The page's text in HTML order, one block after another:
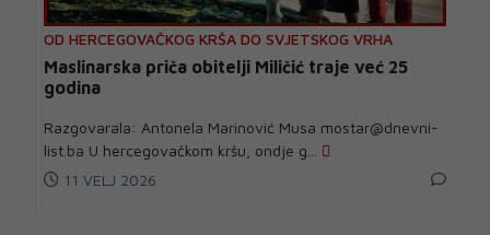
OD HERCEGOVAČKOG KRŠA DO SVJETSKOG VRHA
Maslinarska priča obitelji Miličić traje već 25
godina
Razgovarala: Antonela Marinović Musa mostar@dnevni-
list.ba U hercegovačkom kršu, ondje g...
11 VELJ 2026